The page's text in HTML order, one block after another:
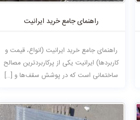
راهنمای جامع خرید ایرانیت
راهنمای جامع خرید ایرانیت (انواع، قیمت و
کاربردها) ایرانیت یکی از پرکاربردترین مصالح
ساختمانی است که در پوشش سقف‌ها و […]